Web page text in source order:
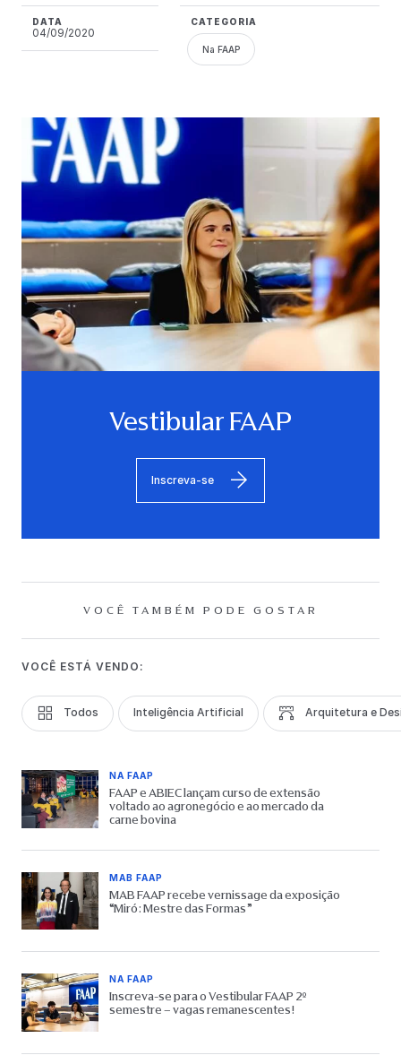
DATA
04/09/2020
CATEGORIA
Na FAAP
Vestibular FAAP
Inscreva-se
VOCÊ TAMBÉM PODE GOSTAR
VOCÊ ESTÁ VENDO:
Todos Inteligência Artificial Arquitetura e
NA FAAP
FAAP e ABIEC lançam curso de extensão
voltado ao agronegócio e ao mercado da
carne bovina
MAB FAAP
MAB FAAP recebe vernissage da exposição
“Miró: Mestre das Formas”
NA FAAP
Inscreva-se para o Vestibular FAAP 2º
semestre – vagas remanescentes!